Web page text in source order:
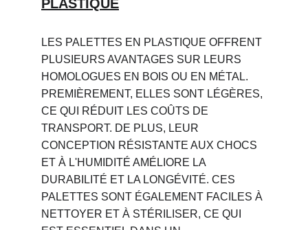
PLASTIQUE
LES PALETTES EN PLASTIQUE OFFRENT
PLUSIEURS AVANTAGES SUR LEURS
HOMOLOGUES EN BOIS OU EN MÉTAL.
PREMIÈREMENT, ELLES SONT LÉGÈRES,
CE QUI RÉDUIT LES COÛTS DE
TRANSPORT. DE PLUS, LEUR
CONCEPTION RÉSISTANTE AUX CHOCS
ET À L'HUMIDITÉ AMÉLIORE LA
DURABILITÉ ET LA LONGÉVITÉ. CES
PALETTES SONT ÉGALEMENT FACILES À
NETTOYER ET À STÉRILISER, CE QUI